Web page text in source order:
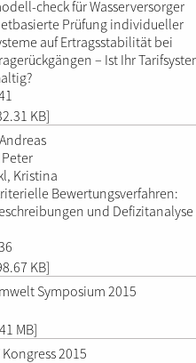
check für Wasserversorger
Prüfung individueller
auf Ertragsstabilität bei
– Ist Ihr
KB]
Kristina
Bewertungsverfahren:
und Defizitanalyse
KB]
Symposium 2015
MB]
Kongress 2015